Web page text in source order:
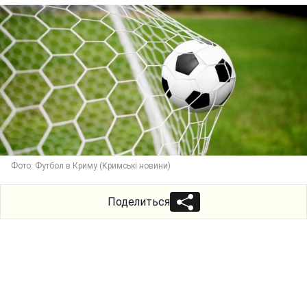
Фото: Футбол в Криму (Кримські новини)
Поделиться